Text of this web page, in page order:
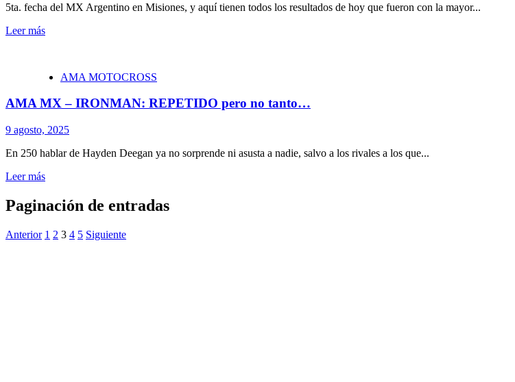
5ta. fecha del MX Argentino en Misiones, y aquí tienen todos los resultados de hoy que fueron con la mayor...
Leer más
AMA MOTOCROSS
AMA MX – IRONMAN: REPETIDO pero no tanto…
9 agosto, 2025
En 250 hablar de Hayden Deegan ya no sorprende ni asusta a nadie, salvo a los rivales a los que...
Leer más
Paginación de entradas
Anterior 1 2 3 4 5 Siguiente